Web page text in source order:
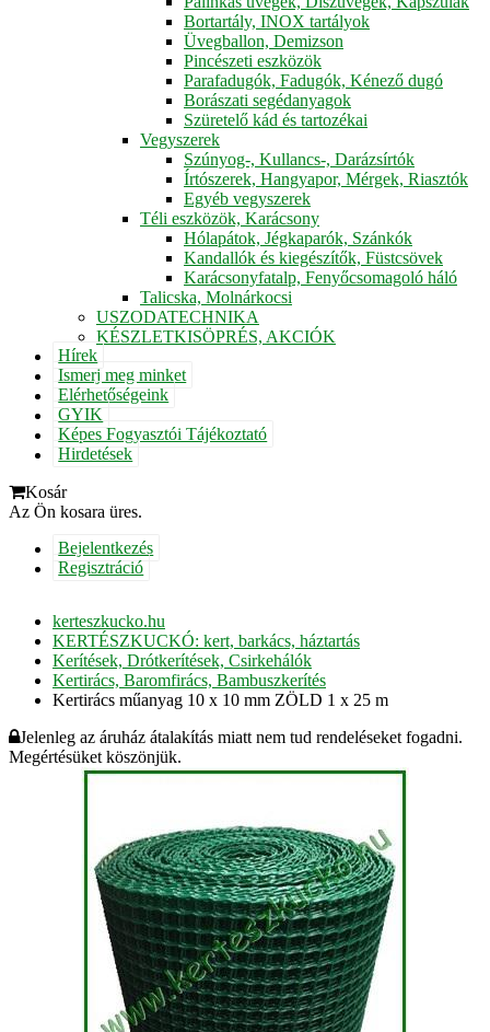
Bortartály, INOX tartályok
Üvegballon, Demizson
Pincészeti eszközök
Parafadugók, Fadugók, Kénező dugó
Borászati segédanyagok
Szüretelő kád és tartozékai
Vegyszerek
Szúnyog-, Kullancs-, Darázsírtók
Írtószerek, Hangyapor, Mérgek, Riasztók
Egyéb vegyszerek
Téli eszközök, Karácsony
Hólapátok, Jégkaparók, Szánkók
Kandallók és kiegészítők, Füstcsövek
Karácsonyfatalp, Fenyőcsomagoló háló
Talicska, Molnárkocsi
USZODATECHNIKA
KÉSZLETKISÖPRÉS, AKCIÓK
Hírek
Ismerj meg minket
Elérhetőségeink
GYIK
Képes Fogyasztói Tájékoztató
Hirdetések
Kosár
Az Ön kosara üres.
Bejelentkezés
Regisztráció
kerteszkucko.hu
KERTÉSZKUCKÓ: kert, barkács, háztartás
Kerítések, Drótkerítések, Csirkehálók
Kertirács, Baromfirács, Bambuszkerítés
Kertirács műanyag 10 x 10 mm ZÖLD 1 x 25 m
Jelenleg az áruház átalakítás miatt nem tud rendeléseket fogadni.
Megértésüket köszönjük.